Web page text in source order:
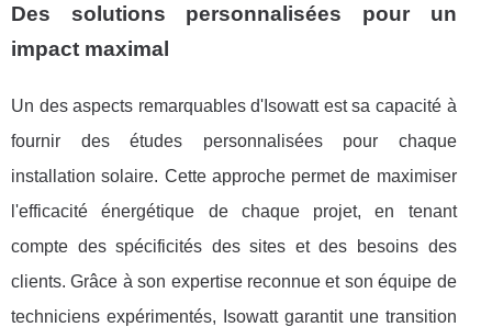
Des solutions personnalisées pour un
impact maximal
Un des aspects remarquables d'Isowatt est sa capacité à
fournir des études personnalisées pour chaque
installation solaire. Cette approche permet de maximiser
l'efficacité énergétique de chaque projet, en tenant
compte des spécificités des sites et des besoins des
clients. Grâce à son expertise reconnue et son équipe de
techniciens expérimentés, Isowatt garantit une transition